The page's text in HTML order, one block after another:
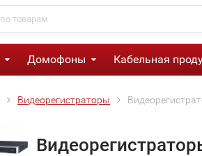
Домофоны Кабельная
Видеорегистраторы